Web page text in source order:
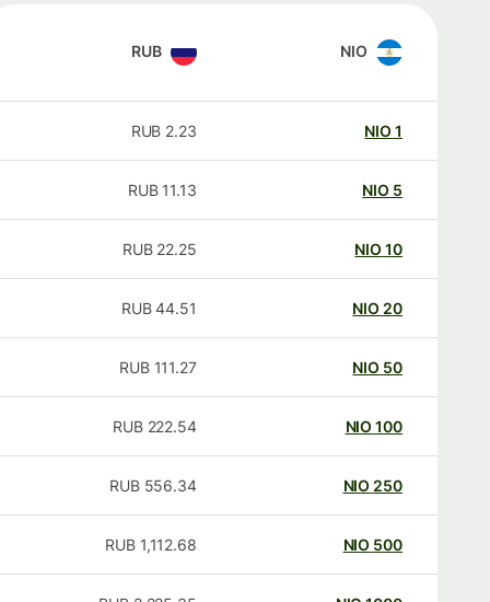
NIO
RUB
NIO
2.23
RUB
NIO
11.13
RUB
NIO
22.25
RUB
20
NIO
44.51
RUB
50
NIO
111.27
RUB
100
NIO
222.54
RUB
250
NIO
556.34
RUB
500
NIO
1,112.68
RUB